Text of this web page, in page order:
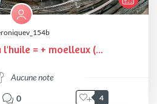
l'huile = + moelleux (...
Aucune note
0 4